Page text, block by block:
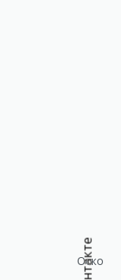
Оско